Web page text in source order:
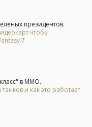
президентов.
чтобы
7
в ММО.
и как это работает